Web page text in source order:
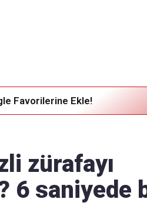
Favorilerine Ekle!
zürafayı
6 saniyede